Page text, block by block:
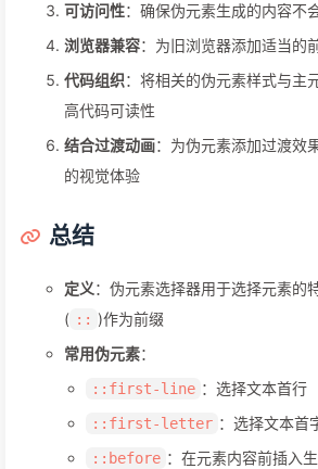
可访问性：确保伪元素生成的内容不
浏览器兼容：为旧浏览器添加适当的
代码组织：将相关的伪元素样式与主
高代码可读性
结合过渡动画：为伪元素添加过渡效
的视觉体验
总结
定义：伪元素选择器用于选择元素的
( :: )作为前缀
常用伪元素：
::first-line ：选择文本首行
::first-letter ：选择文本首
::before ：在元素内容前插入